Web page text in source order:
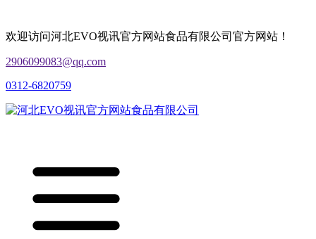
欢迎访问河北EVO视讯官方网站食品有限公司官方网站！
2906099083@qq.com
0312-6820759